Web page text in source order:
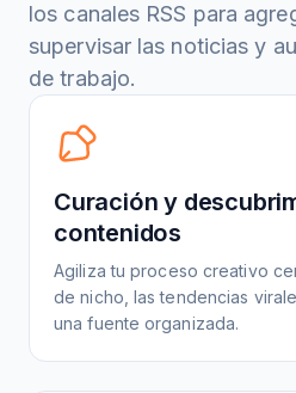
los canales RSS para
supervisar las noticias y
de trabajo.
Curación y
contenidos
Agiliza tu proceso creativo
de nicho, las tendencias
una fuente organizada.